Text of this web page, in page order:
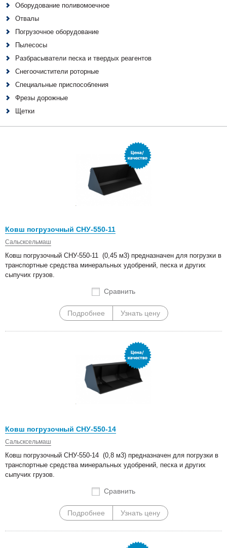
Оборудование поливомоечное
Отвалы
Погрузочное оборудование
Пылесосы
Разбрасыватели песка и твердых реагентов
Снегоочистители роторные
Специальные приспособления
Фрезы дорожные
Щетки
Ковш погрузочный СНУ-550-11
Сальсксельмаш
Ковш погрузочный СНУ-550-11 (0,45 м3) предназначен для погрузки в
транспортные средства минеральных удобрений, песка и других
сыпучих грузов.
Сравнить
Подробнее Узнать цену
Ковш погрузочный СНУ-550-14
Сальсксельмаш
Ковш погрузочный СНУ-550-14 (0,8 м3) предназначен для погрузки в
транспортные средства минеральных удобрений, песка и других
сыпучих грузов.
Сравнить
Подробнее Узнать цену